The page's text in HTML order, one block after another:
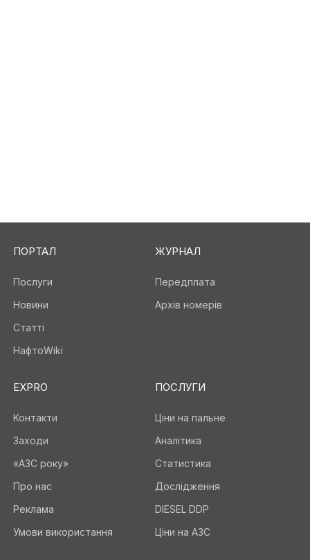
ПОРТАЛ
Послуги
Новини
Статті
НафтоWiki
ЖУРНАЛ
Передплата
Архів номерів
EXPRO
Контакти
Заходи
«АЗС року»
Про нас
Реклама
Умови використання
ПОСЛУГИ
Ціни на пальне
Аналітика
Статистика
Дослідження
DIESEL DDP
Ціни на АЗС